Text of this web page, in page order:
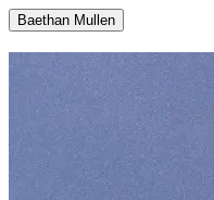
Baethan Mullen​​​​‌ ‍ ​‍​‍‌‍ ‌ ​‍‌‍‍‌‌‍‌ ‌‍‍‌‌‍ ‍​‍​‍​ ‍‍​‍​‍‌ ​ ‌‍​‌‌‍ ‍‌‍‍‌‌ ‌​‌ ‍‌​‍ ‍‌‍‍‌‌‍ ​‍​‍​‍ ​​‍​‍‌‍‍​‌ ​‍‌‍‌‌‌‍‌‍​‍​‍​ ‍‍​‍​‍‌‍‍​‌ ‌​‌ ‌​‌ ​​​ ‍‍​‍ ​‍ ‌‍ ​‌‍ ‌‍​ ‌‍​‌‌‍ ​‌‍‍​‌‍ ‌ ​ ‌ ‌​​ ‍‍​ ​ ​ ​ ​ ​ ​ ​ ​‍ ‌‍‍‌‌‍ ‍‌ ‌​‌‍‌‌‌‍ ‍‌ ‌​​‍ ‌‍‌‌‌‍‌​‌‍‍‌‌ ‌​​‍ ‌‍ ‌‌‍ ‌‍‌​‌‍‌‌​ ‌‌ ​​‌ ​‍‌‍‌‌‌ ​ ‌‍‌‌‌‍ ‍‌ ‌​‌‍​‌‌ ‌​‌‍‍‌‌‍ ‌‍ ‍​ ‍ ‌‍‍‌‌‍‌​​ ‌​ ​‍‌‍​‍​ ‌​​ ​‌​ ​‍‌‍​‍‌‍​‌‌‍​‌​‍ ‌​ ‍​​ ​​​ ‍‌​ ​‍​‍ ‌​ ‌​‌‍​‍​ ‍​​ ‌ ​‍ ‌‌‍​‍‌‍‌​‌‍‌‌​ ‌‌​‍ ‌​ ​ ‌‍‌​‌‍​‌​ ‌​​ ‌‌​ ​‍​ ‍​​ ‍‌​ ‍‌​ ​ ​ ​ ​ ‍‌​ ‍ ‌ ‌​‌ ‍‌‌ ​​‌‍‌‌​ ‌‌‍​‌‌ ‌‌‌ ‌​‌‍‍​‌‍ ‌ ​‍​ ‍ ‌ ​​‌‍​‌‌ ‌​‌‍‍​​ ‌‌‍ ‍‌‍​‌‌‍ ‌‌‍‌‌​ ‌‍​‍‌‍​‌‌ ​ ‌‍‌‌‌‌‌‌‌ ​‍‌‍ ​​ ‌‌‍‍​‌ ‌​‌ ‌​‌ ​​​‍‌‌​ ​ ‌​​‌​‍‌‌​ ​‍‌​‌‍​‍‌‌​ ​‍‌​‌‍‌‍ ​‌‍ ‌‍​ ‌‍​‌‌‍ ​‌‍‍​‌‍ ‌ ​ ‌ ‌​​‍‌‌​ ​ ‌​​‌​ ​ ​ ​ ​ ​ ​ ​ ​‍‌‍‌‍‍‌‌‍‌​​ ‌​ ​‍‌‍​‍​ ‌​​ ​‌​ ​‍‌‍​‍‌‍​‌‌‍​‌​‍ ‌​ ‍​​ ​​​ ‍‌​ ​‍​‍ ‌​ ‌​‌‍​‍​ ‍​​ ‌ ​‍ ‌‌‍​‍‌‍‌​‌‍‌‌​ ‌‌​‍ ‌​ ​ ‌‍‌​‌‍​‌​ ‌​​ ‌‌​ ​‍​ ‍​​ ‍‌​ ‍‌​ ​ ​ ​ ​ ‍‌​‍‌‍‌ ‌​‌ ‍‌‌ ​​‌‍‌‌​ ‌‌‍​‌‌ ‌‌‌ ‌​‌‍‍​‌‍ ‌ ​‍​‍‌‍‌ ​​‌‍​‌‌ ‌​‌‍‍​​ ‌‌‍ ‍‌‍​‌‌‍ ‌‌‍‌‌​‍‌‍‌ ​​‌‍‌‌‌ ​‍‌ ​ ‌ ​​‌‍‌‌‌‍​ ‌ ‌​‌‍‍‌‌ ‌‍‌‍‌‌​ ‌‌ ​​‌ ‌‌‌‍​‍‌‍ ​‌‍‍‌‌ ​ ‌‍‍​‌‍‌‌‌‍‌​​‍​‍‌ ‌